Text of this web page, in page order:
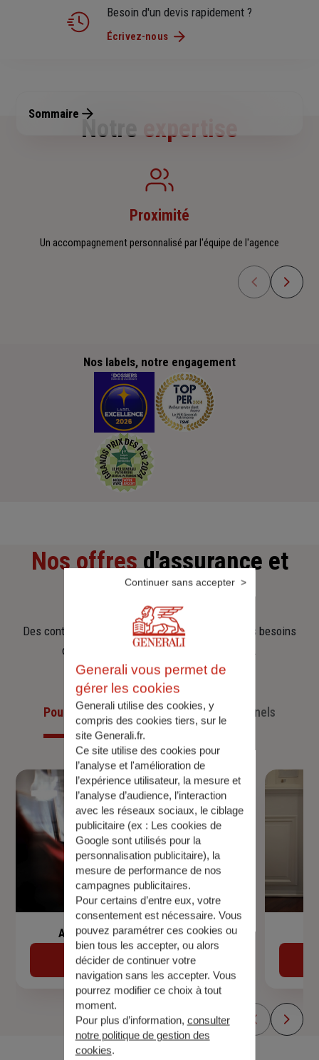
Besoin d'un devis rapidement ?
Écrivez-nous
Sommaire
Notre expertise
Proximité
Un accompagnement personnalisé par l'équipe de l'agence
Nos labels, notre engagement
Nos offresd'assurance et
d'épargne
Des contrats clairs et flexibles pour sécuriser vos besoins
d’aujourd’hui et anticiper ceux de demain.
Pour les particuliersPour les professionnels
Assurance de prêt immobilier
Découvrir
Generali vous permet de
gérer les cookies
Generali utilise des cookies, y
compris des cookies tiers, sur le
site Generali.fr.
Ce site utilise des cookies pour
l’analyse et l'amélioration de
l’expérience utilisateur, la mesure et
l’analyse d’audience, l’interaction
avec les réseaux sociaux, le ciblage
publicitaire (ex : Les cookies de
Google sont utilisés pour la
personnalisation publicitaire), la
mesure de performance de nos
campagnes publicitaires.
Pour certains d’entre eux, votre
consentement est nécessaire. Vous
pouvez paramétrer ces cookies ou
bien tous les accepter, ou alors
décider de continuer votre
navigation sans les accepter. Vous
pourrez modifier ce choix à tout
moment.
Pour plus d’information, consulter
notre politique de gestion des
cookies.
Continuer sans accepter